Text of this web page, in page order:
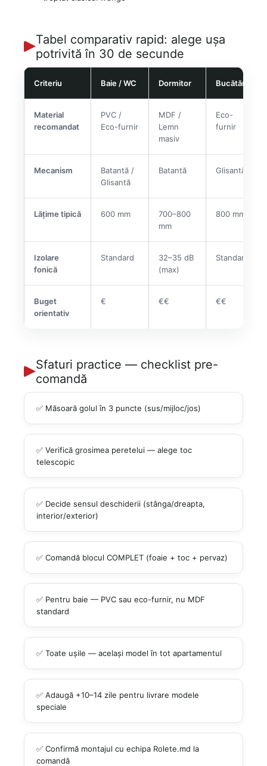
Tabel comparativ rapid: alege ușa
potrivită în 30 de secunde
Criteriu Baie / WC Dormitor Bucătărie
Material
recomandat
PVC /
Eco-furnir
MDF /
Lemn
masiv
Eco-
furnir
Mecanism
Batantă /
Glisantă
Batantă Glisantă
Lățime tipică 600 mm
700–800
mm
800 mm
Izolare
fonică
Standard
32–35 dB
(max)
Standard
Buget
orientativ
€ €€ €€
Sfaturi practice — checklist pre-
comandă
✅ Măsoară golul în 3 puncte (sus/mijloc/jos)
✅ Verifică grosimea peretelui — alege toc
telescopic
✅ Decide sensul deschiderii (stânga/dreapta,
interior/exterior)
✅ Comandă blocul COMPLET (foaie + toc + pervaz)
✅ Pentru baie — PVC sau eco-furnir, nu MDF
standard
✅ Toate ușile — același model în tot apartamentul
✅ Adaugă +10–14 zile pentru livrare modele
speciale
✅ Confirmă montajul cu echipa Rolete.md la
comandă